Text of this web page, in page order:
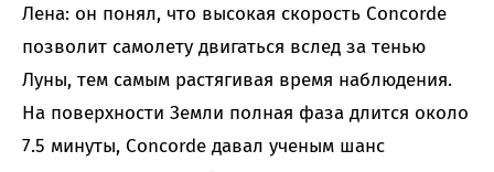
Лена: он понял, что высокая скорость Concorde
позволит самолету двигаться вслед за тенью
Луны, тем самым растягивая время наблюдения.
На поверхности Земли полная фаза длится около
7.5 минуты, Concorde давал ученым шанс